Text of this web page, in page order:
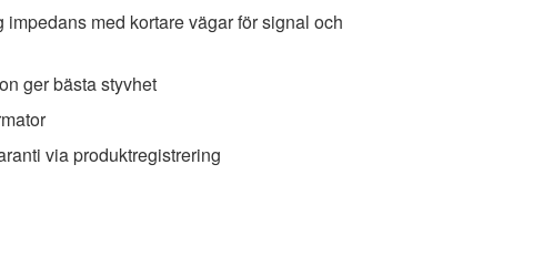
impedans med kortare vägar för signal och
ger bästa styvhet
via produktregistrering